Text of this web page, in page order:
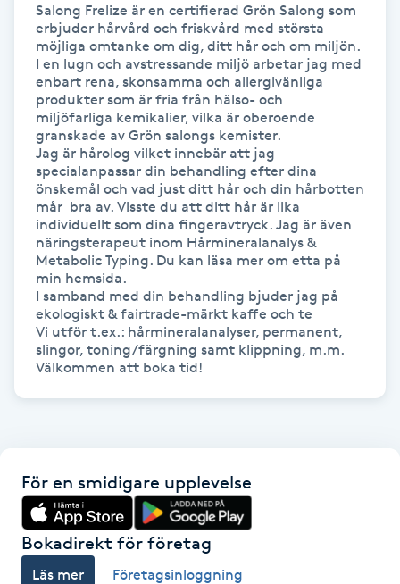
Frisör
Funktionsanalys
Färgning
Föning
Gel naglar
Gelenaglar
Gellack
Gravidyoga
Gruppträning
Salong Frelize är en certifierad Grön Salong som
erbjuder hårvård och friskvård med största
möjliga omtanke om dig, ditt hår och om miljön.
I en lugn och avstressande miljö arbetar jag med
enbart rena, skonsamma och allergivänliga
produkter som är fria från hälso- och
miljöfarliga kemikalier, vilka är oberoende
granskade av Grön salongs kemister.
Jag är hårolog vilket innebär att jag
specialanpassar din behandling efter dina
önskemål och vad just ditt hår och din hårbotten
mår  bra av. Visste du att ditt hår är lika
individuellt som dina fingeravtryck. Jag är även
näringsterapeut inom Hårmineralanalys &
Metabolic Typing. Du kan läsa mer om etta på
min hemsida.
I samband med din behandling bjuder jag på
ekologiskt & fairtrade-märkt kaffe och te
Vi utför t.ex.: hårmineralanalyser, permanent,
slingor, toning/färgning samt klippning, m.m.
Välkommen att boka tid!
För en smidigare upplevelse
Bokadirekt för företag
Läs mer Företagsinloggning